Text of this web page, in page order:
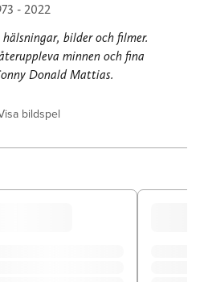
- 2022
hälsningar, bilder och filmer.
minnen och fina
Donald Mattias.
bildspel